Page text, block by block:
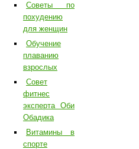
Советы по
похудению
для женщин
Обучение
плаванию
взрослых
Совет
фитнес
эксперта Оби
Обадика
Витамины в
спорте